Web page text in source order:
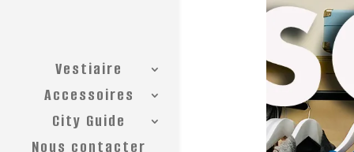
Vestiaire
Accessoires
City Guide
Nous contacter